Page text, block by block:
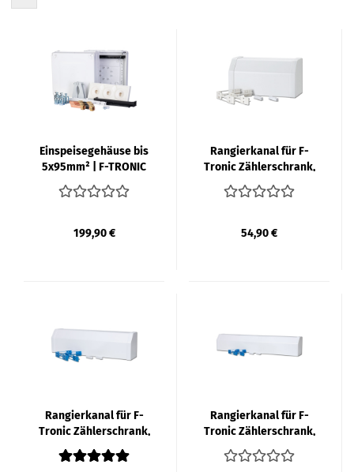
Ein­spei­se­ge­häu­se bis
5x95mm² | F-​TRO­NIC
199,90 €
Ran­gier­ka­nal für F-​
Tro­nic Zäh­ler­schrank,
1-​feld­rig, 300mm
54,90 €
Ran­gier­ka­nal für F-​
Tro­nic Zäh­ler­schrank,
2-​feld­rig, 550mm
Ran­gier­ka­nal für F-​
Tro­nic Zäh­ler­schrank,
3-​feld­rig, 800mm